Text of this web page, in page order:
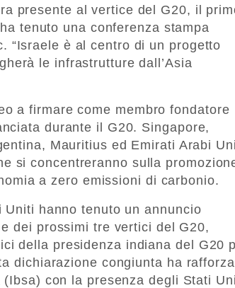
presente al vertice del G20, il
ha tenuto una conferenza stampa
“Israele è al centro di un progetto
le infrastrutture dall’Asia
a firmare come membro fondatore
durante il G20. Singapore,
Mauritius ed Emirati Arabi
si concentreranno sulla
a zero emissioni di carbonio.
hanno tenuto un annuncio
dei prossimi tre vertici del G20,
della presidenza indiana del G20
dichiarazione congiunta ha
con la presenza degli Stati